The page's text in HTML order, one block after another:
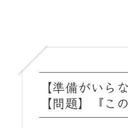
【準備がい
【問題】『こ